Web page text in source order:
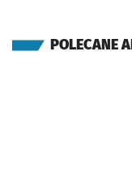
POLECANE